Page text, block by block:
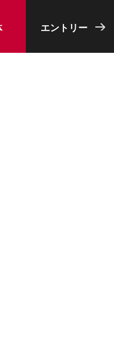
エントリー